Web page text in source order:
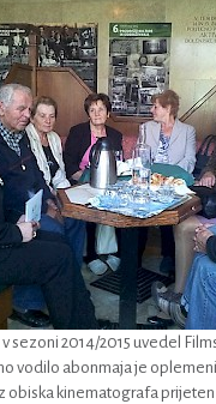
sezoni 2014/2015 uvedel
vodilo abonmaja je
obiska kinematografa